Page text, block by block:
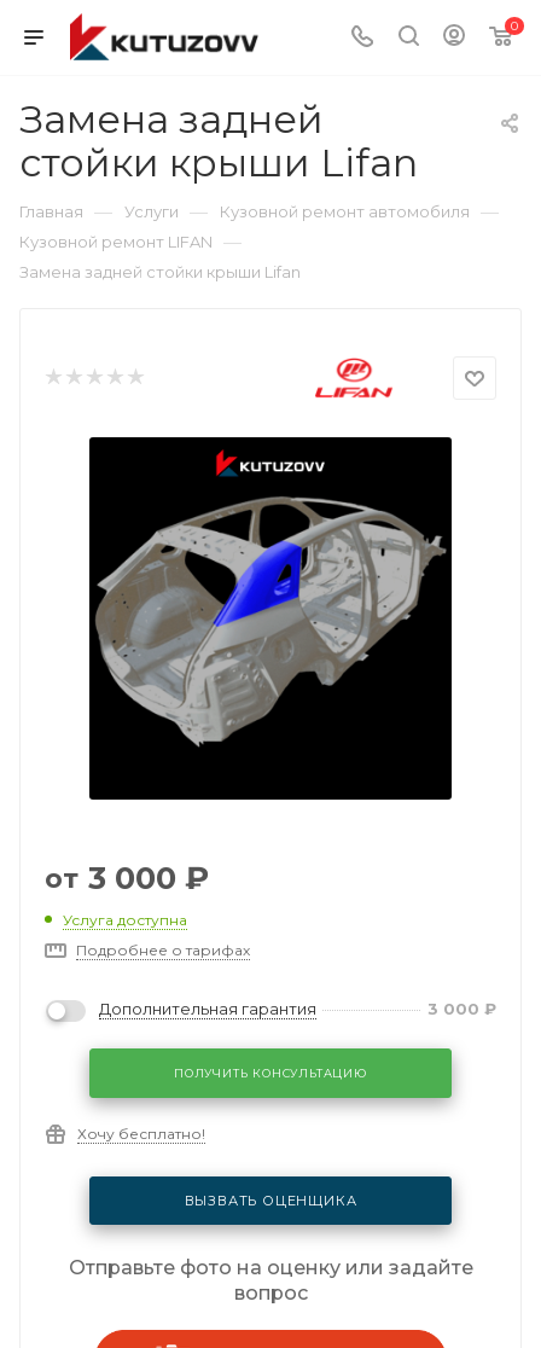
0
Замена задней
стойки крыши Lifan
Главная — Услуги — Кузовной ремонт автомобиля —
Кузовной ремонт LIFAN —
Замена задней стойки крыши Lifan
от 3 000 ₽
Услуга доступна
Подробнее о тарифах
Дополнительная гарантия 3 000 ₽
ПОЛУЧИТЬ КОНСУЛЬТАЦИЮ
Хочу бесплатно!
ВЫЗВАТЬ ОЦЕНЩИКА
Отправьте фото на оценку или задайте
вопрос